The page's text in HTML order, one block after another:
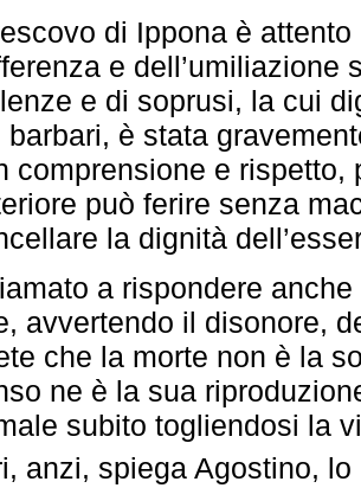
di Ippona è
e dell’umiliazione
e di soprusi, la cui
barbari, è stata
comprensione e
può ferire senza
la dignità
a rispondere
avvertendo il disonore,
che la morte non è la
ne è la sua
subito togliendosi la
anzi, spiega Agostino, lo